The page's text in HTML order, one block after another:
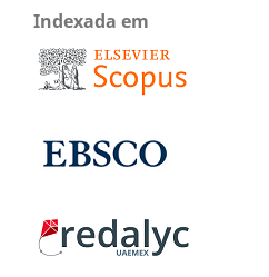
Indexada em